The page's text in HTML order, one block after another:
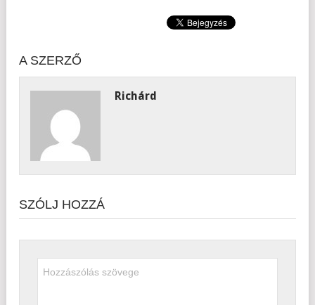
A SZERZŐ
Richárd
SZÓLJ HOZZÁ